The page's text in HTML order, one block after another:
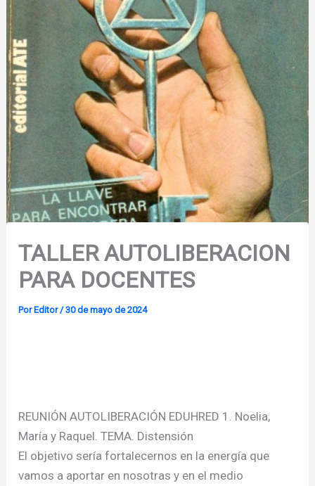
TALLER AUTOLIBERACION
PARA DOCENTES
Por Editor/30 de mayo de 2024
REUNIÓN AUTOLIBERACIÓN EDUHRED 1. Noelia,
María y Raquel. TEMA. Distensión
El objetivo sería fortalecernos en la energía que
vamos a aportar en nosotras y en el medio